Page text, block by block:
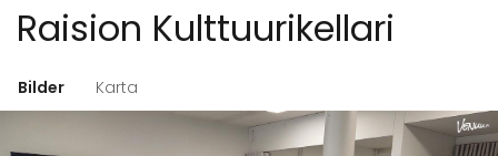
Lägg till din lokal
Raision Kulttuurikellari
Bilder Karta